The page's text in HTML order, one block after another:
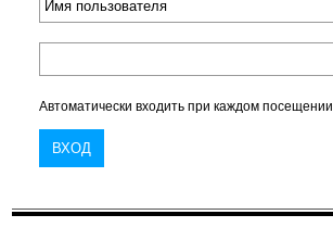
Автоматически входить при каждом посещении